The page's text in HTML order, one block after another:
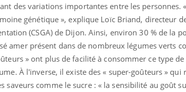
des variations importantes entre les personnes.
génétique », explique Loïc Briand, directeur
(CSGA) de Dijon. Ainsi, environ 30 % de la
amer présent dans de nombreux légumes verts
» ont plus de facilité à consommer ce type
À l'inverse, il existe des « super-goûteurs »
saveurs comme le sucre : « la sensibilité au goût